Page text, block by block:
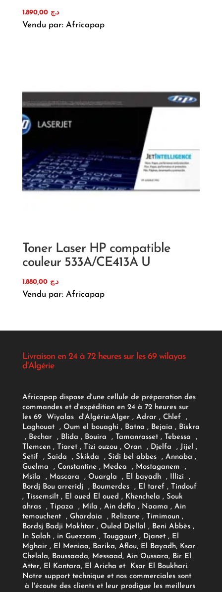
د.ج 1.890,00
Vendu par: Africapap
Toner Laser HP compatible
couleur 533A/CE413A U
د.ج 1.880,00
Vendu par: Africapap
Livraison en 24 à 72 heures sur les 69 wilayas
d'Algérie
Africapap dispose d'une cellule de préparation des
commandes et d'expédition en 24 à 72 heures sur
les 69 Wiyalas d'Algérie:Alger , Adrar, Chlef ,
Laghouat , Oum el bouaghi , Batna , Bejaia , Biskra
, Bechar , Blida , Bouira , Tamanrasset , Tebessa ,
Tlemcen , Tiaret , Tizi ouzou , Oran , Djelfa , Jijel ,
Setif , Saida , Skikda , Sidi bel abbes , Annaba ,
Guelma , Constantine , Medea , Mostaganem ,
Msila , Mascara , Ouargla , El bayadh , Illizi ,
Bordj Bou arreridj , Boumerdes , El taref , Tindouf
, Tissemsilt , El oued El oued , Khenchela , Souk
ahras , Tipaza , Mila , Ain defla , Naama , Ain
temouchent , Ghardaia , Relizane , Timimoun ,
Bordsj Badji Mokhtar , Ouled Djellal , Beni Abbès ,
In Salah , in Guezzam , Touggourt , Djanet , El
Mghair , El Meniaa, Barika, Aflou, El Bayadh, Ksar
Chelala, Boussaada, Messaad, Ain Oussara, Bir El
Atter, El Kantara, El Aricha et Ksar El Boukhari.
Notre support technique et nos commerciales sont
à l'écoute des clients et leur prodigue les meilleurs